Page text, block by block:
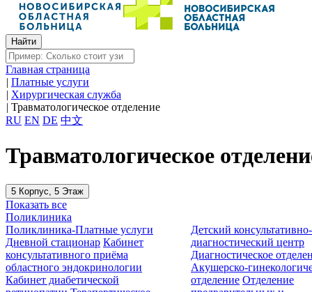
Главная страница
| Платные услуги
| Хирургическая служба
| Травматологическое отделение
RU EN DE 中文
Травматологическое
5 Корпус, 5 Этаж
Показать все
Поликлиника
Поликлиника-Платные услуги
Дневной стационар Кабинет
консультативного приёма
областного эндокринологии
Кабинет диабетической
Детский консультативно-
диагностический центр
Диагностическое
Акушерско-
отделение Отделение